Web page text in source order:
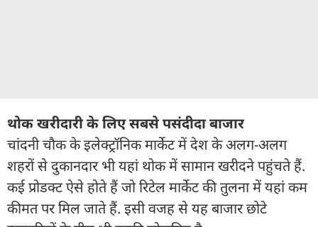
थोक खरीदारी के लिए सबसे पसंदीदा बाजार
चांदनी चौक के इलेक्ट्रॉनिक मार्केट में देश के अलग-अलग
शहरों से दुकानदार भी यहां थोक में सामान खरीदने पहुंचते हैं.
कई प्रोडक्ट ऐसे होते हैं जो रिटेल मार्केट की तुलना में यहां कम
कीमत पर मिल जाते हैं. इसी वजह से यह बाजार छोटे